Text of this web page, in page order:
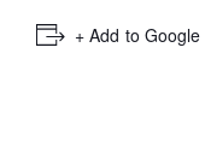
+ Add to